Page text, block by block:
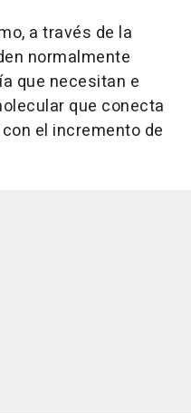
a través de la
normalmente
que necesitan e
que conecta
el incremento de